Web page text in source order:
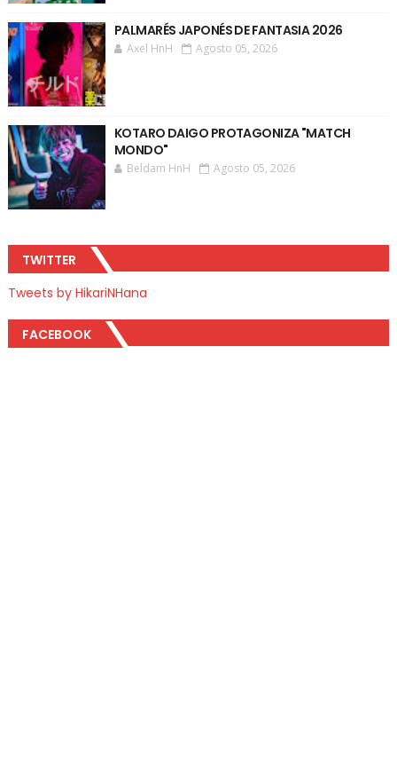
PALMARÉS JAPONÉS DE FANTASIA 2026
Axel HnH Agosto 05, 2026
KOTARO DAIGO PROTAGONIZA "MATCH
MONDO"
Beldam HnH Agosto 05, 2026
TWITTER
Tweets by HikariNHana
FACEBOOK